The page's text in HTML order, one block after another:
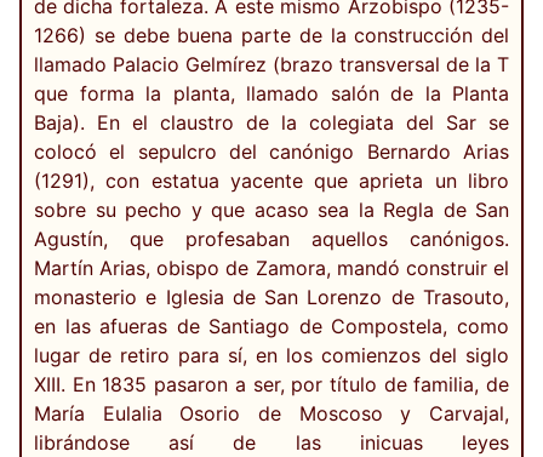
de dicha fortaleza. A este mismo Arzobispo (1235-
1266) se debe buena parte de la construcción del
llamado Palacio Gelmírez (brazo transversal de la T
que forma la planta, llamado salón de la Planta
Baja). En el claustro de la colegiata del Sar se
colocó el sepulcro del canónigo Bernardo Arias
(1291), con estatua yacente que aprieta un libro
sobre su pecho y que acaso sea la Regla de San
Agustín, que profesaban aquellos canónigos.
Martín Arias, obispo de Zamora, mandó construir el
monasterio e Iglesia de San Lorenzo de Trasouto,
en las afueras de Santiago de Compostela, como
lugar de retiro para sí, en los comienzos del siglo
XIII. En 1835 pasaron a ser, por título de familia, de
María Eulalia Osorio de Moscoso y Carvajal,
librándose así de las inicuas leyes